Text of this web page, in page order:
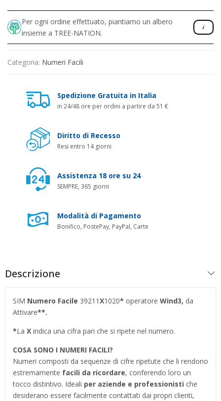
Per ogni ordine effettuato, piantiamo un albero
insieme a TREE-NATION.
Categoria: Numeri Facili
Spedizione Gratuita in Italia
in 24/48 ore per ordini a partire da 51 €
Diritto di Recesso
Resi entro 14 giorni
Assistenza 18 ore su 24
SEMPRE, 365 giorni
Modalità di Pagamento
Bonifico, PostePay, PayPal, Carte
Descrizione
SIM Numero Facile 39211X1020* operatore Wind3, da
Attivare**.
*La X indica una cifra pari che si ripete nel numero.
COSA SONO I NUMERI FACILI?
Numeri composti da sequenze di cifre ripetute che li rendono
estremamente facili da ricordare, conferendo loro un
tocco distintivo. Ideali per aziende e professionisti che
desiderano essere facilmente contattati dai propri clienti,